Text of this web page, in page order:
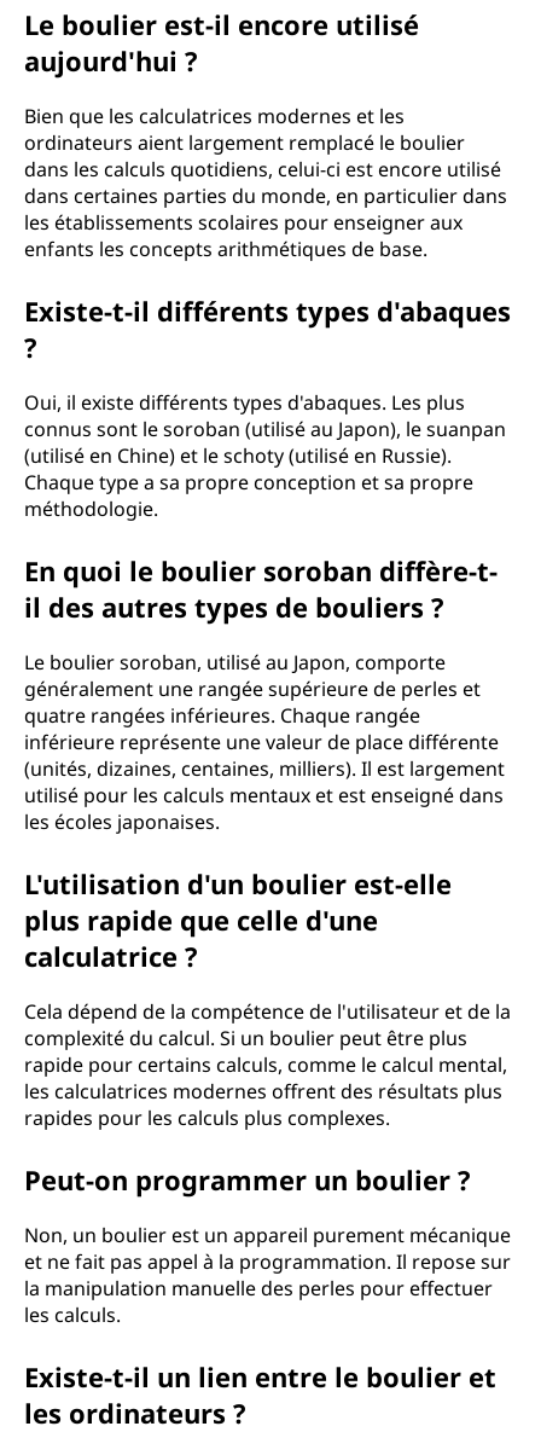
Le boulier est-il encore utilisé
aujourd'hui ?
Bien que les calculatrices modernes et les
ordinateurs aient largement remplacé le boulier
dans les calculs quotidiens, celui-ci est encore utilisé
dans certaines parties du monde, en particulier dans
les établissements scolaires pour enseigner aux
enfants les concepts arithmétiques de base.
Existe-t-il différents types d'abaques
?
Oui, il existe différents types d'abaques. Les plus
connus sont le soroban (utilisé au Japon), le suanpan
(utilisé en Chine) et le schoty (utilisé en Russie).
Chaque type a sa propre conception et sa propre
méthodologie.
En quoi le boulier soroban diffère-t-
il des autres types de bouliers ?
Le boulier soroban, utilisé au Japon, comporte
généralement une rangée supérieure de perles et
quatre rangées inférieures. Chaque rangée
inférieure représente une valeur de place différente
(unités, dizaines, centaines, milliers). Il est largement
utilisé pour les calculs mentaux et est enseigné dans
les écoles japonaises.
L'utilisation d'un boulier est-elle
plus rapide que celle d'une
calculatrice ?
Cela dépend de la compétence de l'utilisateur et de la
complexité du calcul. Si un boulier peut être plus
rapide pour certains calculs, comme le calcul mental,
les calculatrices modernes offrent des résultats plus
rapides pour les calculs plus complexes.
Peut-on programmer un boulier ?
Non, un boulier est un appareil purement mécanique
et ne fait pas appel à la programmation. Il repose sur
la manipulation manuelle des perles pour effectuer
les calculs.
Existe-t-il un lien entre le boulier et
les ordinateurs ?